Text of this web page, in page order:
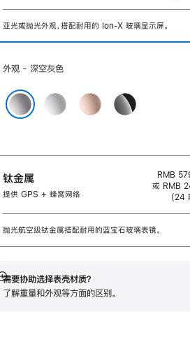
亚光或抛光外观，搭配耐用的 Ion-X 玻璃显示屏。
外观 - 深空灰色
银
玫
瑰
色
亮
黑
钛金属
提供 GPS + 蜂窝网络
RMB
或 RMB
(24
抛光航空级钛金属搭配耐用的蓝宝石玻璃表镜。
需要协助选择表壳材质？
了解重量和外观等方面的区别。
展
开